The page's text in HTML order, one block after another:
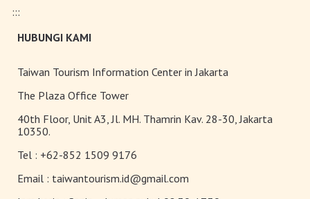
:::
HUBUNGI KAMI
Taiwan Tourism Information Center in Jakarta
The Plaza Office Tower
40th Floor, Unit A3, Jl. MH. Thamrin Kav. 28-30, Jakarta
10350.
Tel : +62-852 1509 9176
Email : taiwantourism.id@gmail.com